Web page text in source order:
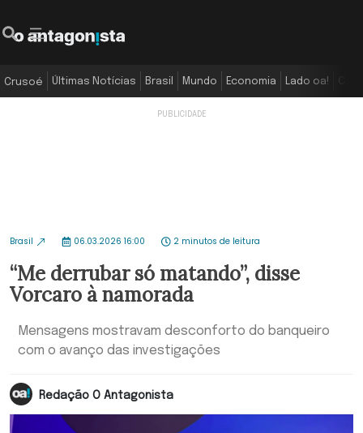
Crusoé Últimas Notícias Brasil Mundo Economia Lado oa!
Brasil 06.03.2026 16:00 2 minutos de leitura
“Me derrubar só matando”, disse
Vorcaro à namorada
Mensagens mostravam desconforto do banqueiro
com o avanço das investigações
Redação O Antagonista